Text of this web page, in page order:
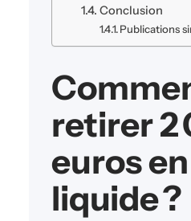
Conclusion
Publications
retirer 2
euros en
liquide ?